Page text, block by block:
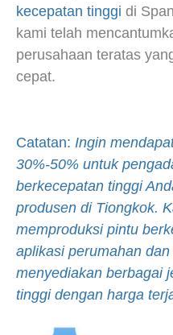
kecepatan tinggi di
kami telah
perusahaan teratas
cepat.
Catatan: Ingin
30%-50% untuk
berkecepatan tinggi
produsen di Tiongkok.
memproduksi pintu
aplikasi perumahan
menyediakan berbagai
tinggi dengan harga